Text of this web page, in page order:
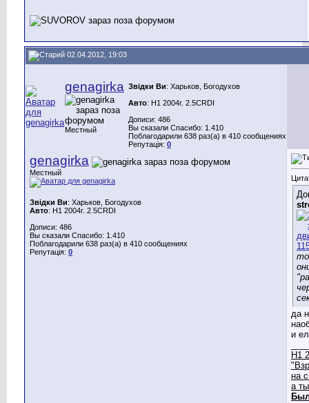
02.04.2012, 19:03
genagirka
Местный
Звідки Ви: Харьков, Богодухов
Авто: H1 2004г. 2.5CRDI
Дописи: 486
Вы сказали Спасибо: 1.410
Поблагодарили 638 раз(а) в 410 сообщениях
Репутація: 0
genagirka
Местный
Звідки Ви: Харьков, Богодухов
Авто: H1 2004г. 2.5CRDI
Дописи: 486
Вы сказали Спасибо: 1.410
Поблагодарили 638 раз(а) в 410 сообщениях
Репутація: 0
да
и
Н1
на
а